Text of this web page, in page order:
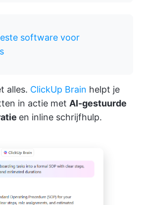
software voor
alles. ClickUp Brain helpt je
in actie met AI-gestuurde
en inline schrijfhulp.